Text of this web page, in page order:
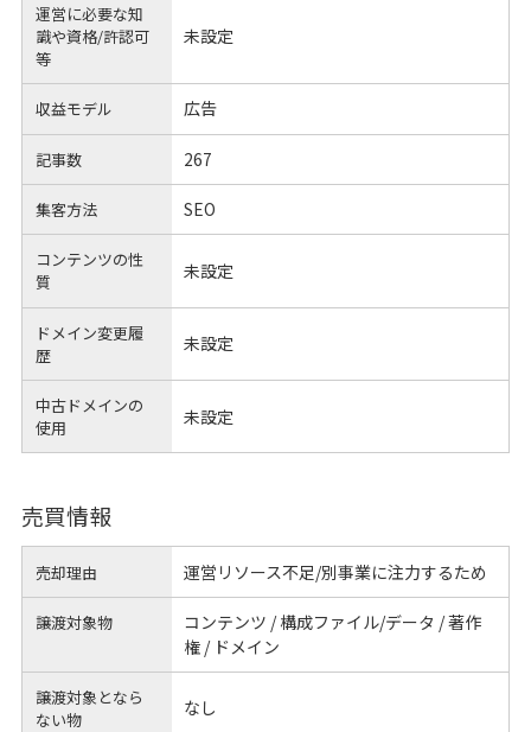
運営に必要な知
識や資格/許認可
等
未設定
収益モデル 広告
記事数 267
集客方法 SEO
コンテンツの性
質
未設定
ドメイン変更履
歴
未設定
中古ドメインの
使用
未設定
売買情報
売却理由 運営リソース不足/別事業に注力するため
譲渡対象物
コンテンツ / 構成ファイル/データ / 著作
権 / ドメイン
譲渡対象となら
ない物
なし